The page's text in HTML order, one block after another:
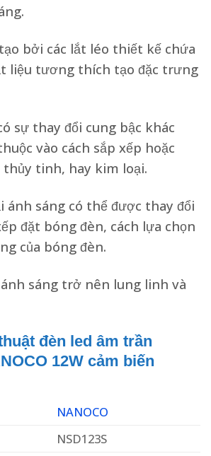
bởi các lắt léo thiết kế chứa
liệu tương thích tạo đặc trưng
sự thay đổi cung bậc khác
vào cách sắp xếp hoặc
thủy tinh, hay kim loại.
ánh sáng có thể được thay đổi
đặt bóng đèn, cách lựa chọn
của bóng đèn.
sáng trở nên lung linh và
đèn led âm trần
12W cảm biến
NANOCO
NSD123S